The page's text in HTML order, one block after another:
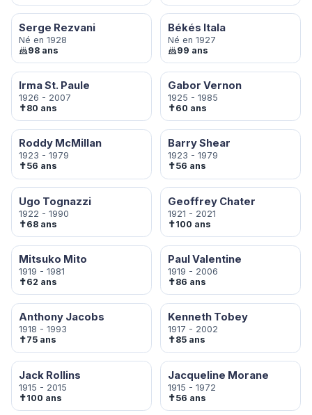
Serge Rezvani
Né en 1928
98 ans
Békés Itala
Né en 1927
99 ans
Irma St. Paule
1926 - 2007
✝80 ans
Gabor Vernon
1925 - 1985
✝60 ans
Roddy McMillan
1923 - 1979
✝56 ans
Barry Shear
1923 - 1979
✝56 ans
Ugo Tognazzi
1922 - 1990
✝68 ans
Geoffrey Chater
1921 - 2021
✝100 ans
Mitsuko Mito
1919 - 1981
✝62 ans
Paul Valentine
1919 - 2006
✝86 ans
Anthony Jacobs
1918 - 1993
✝75 ans
Kenneth Tobey
1917 - 2002
✝85 ans
Jack Rollins
1915 - 2015
✝100 ans
Jacqueline Morane
1915 - 1972
✝56 ans